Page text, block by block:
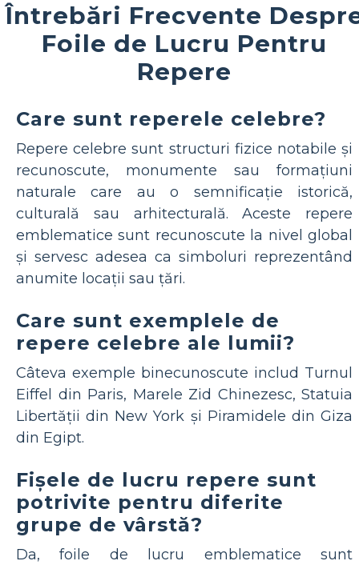
Întrebări Frecvente
Foile de Lucru Pentru
Repere
Care sunt reperele celebre?
Repere celebre sunt structuri fizice notabile și
recunoscute, monumente sau formațiuni
naturale care au o semnificație istorică,
culturală sau arhitecturală. Aceste repere
emblematice sunt recunoscute la nivel global
și servesc adesea ca simboluri reprezentând
anumite locații sau țări.
Care sunt exemplele de
repere celebre ale lumii?
Câteva exemple binecunoscute includ Turnul
Eiffel din Paris, Marele Zid Chinezesc, Statuia
Libertății din New York și Piramidele din Giza
din Egipt.
Fișele de lucru repere sunt
potrivite pentru diferite
grupe de vârstă?
Da, foile de lucru emblematice sunt